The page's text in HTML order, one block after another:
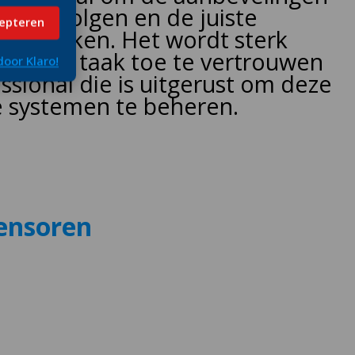
te volgen en de juiste
Het wordt sterk
deze taak toe te vertrouwen
die is uitgerust om deze
systemen te beheren.
Klaro!